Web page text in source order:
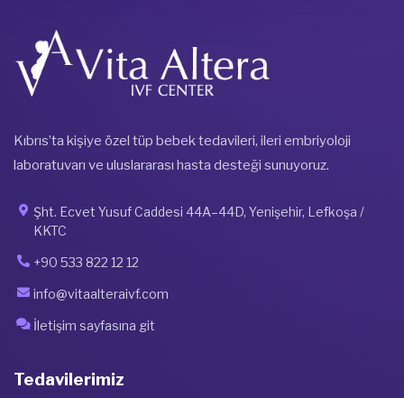
Kıbrıs’ta kişiye özel tüp bebek tedavileri, ileri embriyoloji
laboratuvarı ve uluslararası hasta desteği sunuyoruz.
Şht. Ecvet Yusuf Caddesi 44A–44D, Yenişehir, Lefkoşa /
KKTC
+90 533 822 12 12
info@vitaalteraivf.com
İletişim sayfasına git
Tedavilerimiz